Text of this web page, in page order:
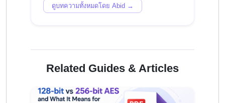
ดูบทความทั้งหมดโดย Abid →
Related Guides & Articles